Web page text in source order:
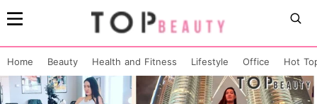
Home Beauty Health and Fitness Lifestyle Office Hot